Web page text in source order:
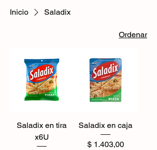
Inicio Saladix
Ordenar
Saladix en tira
x6U
Saladix en caja
Precio
$ 1.403,00